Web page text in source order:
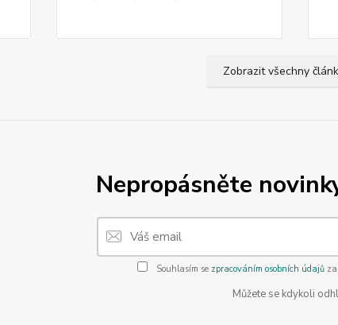
Zobrazit všechny
Nepropásněte
Souhlasím se zpracováním osobních údajůza
Můžete se kdykoli